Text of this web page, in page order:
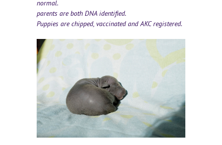
normal.
parents are both DNA identified.
Puppies are chipped, vaccinated and AKC registered.